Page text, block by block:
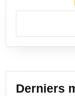
Derniers